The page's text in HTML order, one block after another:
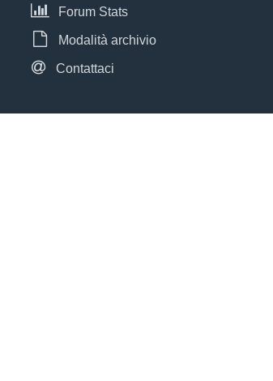
Forum Stats
Modalità archivio
Contattaci